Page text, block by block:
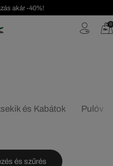
akár -40%!
0
és Kabátok
és szűrés